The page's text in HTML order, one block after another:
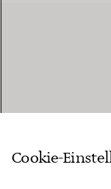
KUNDENSERVICE
Cookie-